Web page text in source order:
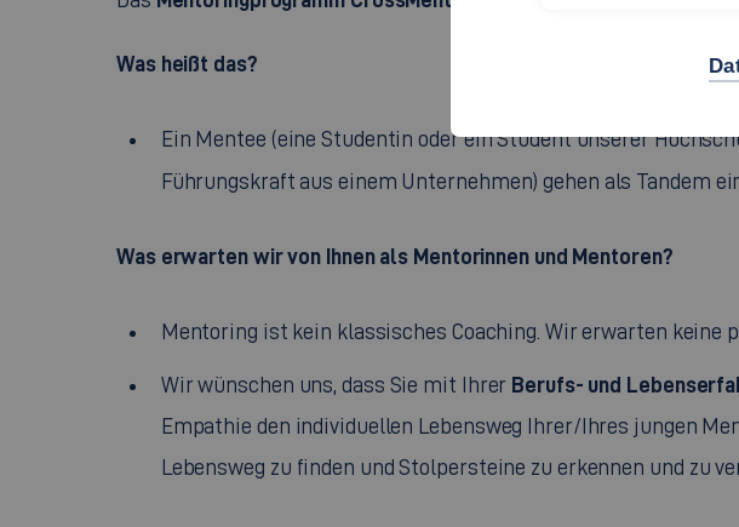
Was heißt das?
Ein Mentee (eine Studentin oder ein Student unserer
Führungskraft aus einem Unternehmen) gehen als Tandem
Was erwarten wir von Ihnen als Mentorinnen und Mentoren?
Mentoring ist kein klassisches Coaching. Wir erwarten
Wir wünschen uns, dass Sie mit Ihrer Berufs- und
Empathie den individuellen Lebensweg Ihrer/Ihres jungen
Lebensweg zu finden und Stolpersteine zu erkennen und zu